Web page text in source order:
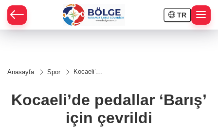
TR
Anasayfa Spor
Kocaeli’de
için
çevrildi
Kocaeli’de pedallar ‘Barış’
için çevrildi